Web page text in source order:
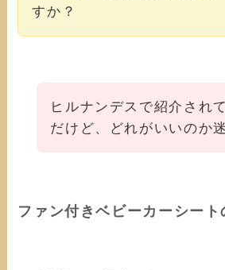
すか？
ヒルナンデスで紹介され
だけど、どれがいいのか迷
ファン付きベビーカーシート